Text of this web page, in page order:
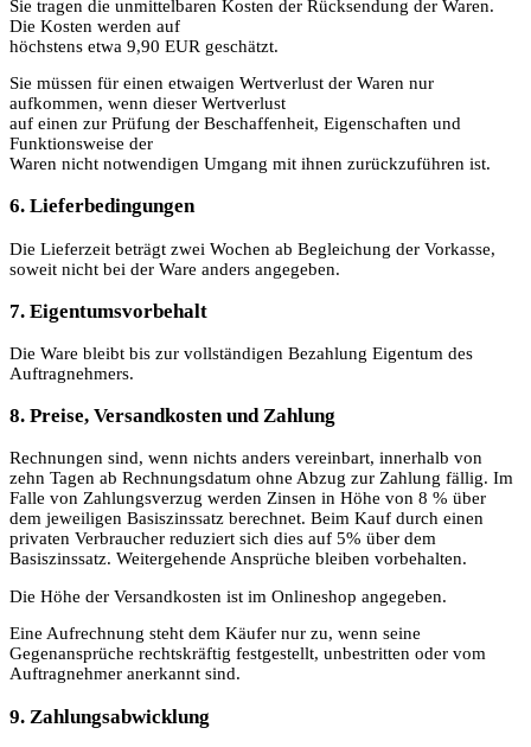
Sie tragen die unmittelbaren Kosten der Rücksendung der Waren.
Die Kosten werden auf
höchstens etwa 9,90 EUR geschätzt.
Sie müssen für einen etwaigen Wertverlust der Waren nur
aufkommen, wenn dieser Wertverlust
auf einen zur Prüfung der Beschaffenheit, Eigenschaften und
Funktionsweise der
Waren nicht notwendigen Umgang mit ihnen zurückzuführen ist.
6. Lieferbedingungen
Die Lieferzeit beträgt zwei Wochen ab Begleichung der Vorkasse,
soweit nicht bei der Ware anders angegeben.
7. Eigentumsvorbehalt
Die Ware bleibt bis zur vollständigen Bezahlung Eigentum des
Auftragnehmers.
8. Preise, Versandkosten und Zahlung
Rechnungen sind, wenn nichts anders vereinbart, innerhalb von
zehn Tagen ab Rechnungsdatum ohne Abzug zur Zahlung fällig. Im
Falle von Zahlungsverzug werden Zinsen in Höhe von 8 % über
dem jeweiligen Basiszinssatz berechnet. Beim Kauf durch einen
privaten Verbraucher reduziert sich dies auf 5% über dem
Basiszinssatz. Weitergehende Ansprüche bleiben vorbehalten.
Die Höhe der Versandkosten ist im Onlineshop angegeben.
Eine Aufrechnung steht dem Käufer nur zu, wenn seine
Gegenansprüche rechtskräftig festgestellt, unbestritten oder vom
Auftragnehmer anerkannt sind.
9. Zahlungsabwicklung